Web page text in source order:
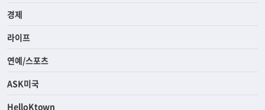
경제
라이프
연예/스포츠
ASK미국
HelloKtown